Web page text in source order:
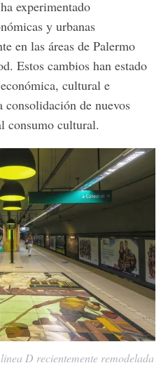
experimentado
y urbanas
en las áreas de Palermo
Estos cambios han estado
cultural e
de nuevos
consumo cultural.
D recientemente remodelada